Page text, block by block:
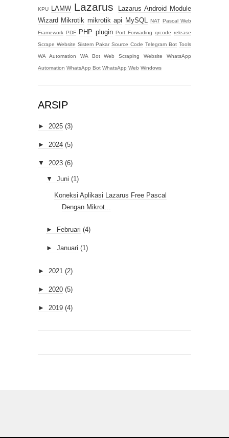
KPU LAMW Lazarus
Lazarus Android Module
Wizard Mikrotik mikrotik api MySQL NAT Pascal Web
Framework PDF PHP plugin Port Forwading qrcode release
Scrape Website Sistem Pakar Source Code Telegram Bot Tools
WA Automation WA Bot Web Scraping Website WhatsApp
Automation WhatsApp Bot WhatsApp Web Windows
ARSIP
► 2025 (3)
► 2024 (5)
▼ 2023 (6)
▼ Juni (1)
Koneksi Aplikasi Lazarus Free Pascal
Dengan Mikrot...
► Februari (4)
► Januari (1)
► 2021 (2)
► 2020 (5)
► 2019 (4)